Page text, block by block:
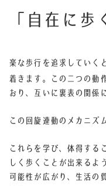
「自在に
楽な歩行を追求していく
着きます。
この二つの動
おり、互いに裏表の関係
この回旋連動のメカニズ
これらを学び、体得する
しく歩くことが出来るよ
可能性が広がり、生活の